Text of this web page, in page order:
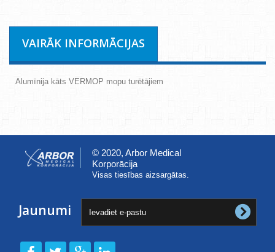
VAIRĀK INFORMĀCIJAS
Alumīnija kāts VERMOP mopu turētājiem
© 2020, Arbor Medical
Korporācija
Visas tiesības aizsargātas.
Jaunumi